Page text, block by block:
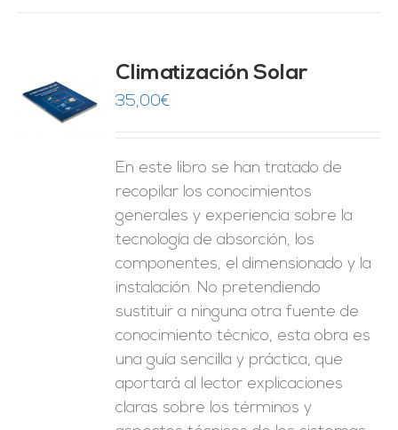
Climatización Solar
35,00€
En este libro se han tratado de
recopilar los conocimientos
generales y experiencia sobre la
tecnología de absorción, los
componentes, el dimensionado y la
instalación. No pretendiendo
sustituir a ninguna otra fuente de
conocimiento técnico, esta obra es
una guía sencilla y práctica, que
aportará al lector explicaciones
claras sobre los términos y